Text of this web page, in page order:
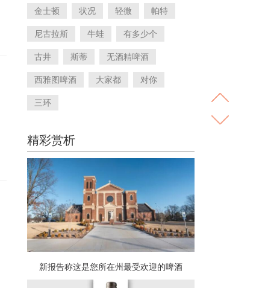
金士顿 状况 轻微 帕特
尼古拉斯 牛蛙 有多少个
古井 斯蒂 无酒精啤酒
西雅图啤酒 大家都 对你
三环
精彩赏析
新报告称这是您所在州最受欢迎的啤酒